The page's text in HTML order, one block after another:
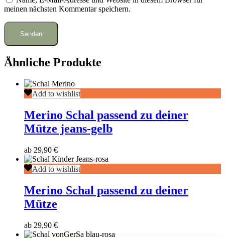
meinen nächsten Kommentar speichern.
Ähnliche Produkte
Merino
Schal
passend
zu
deiner
Mütze
jeans-
gelb
Add to wishlist
Merino Schal passend zu deiner
Mütze jeans-gelb
ab 29,90 €
Merino
Schal
passend
zu
deiner
Mütze
Add to wishlist
Merino Schal passend zu deiner
Mütze
ab 29,90 €